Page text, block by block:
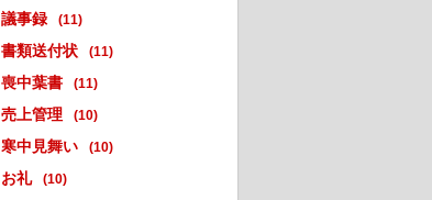
議事録 (11)
書類送付状 (11)
喪中葉書 (11)
売上管理 (10)
寒中見舞い (10)
お礼 (10)